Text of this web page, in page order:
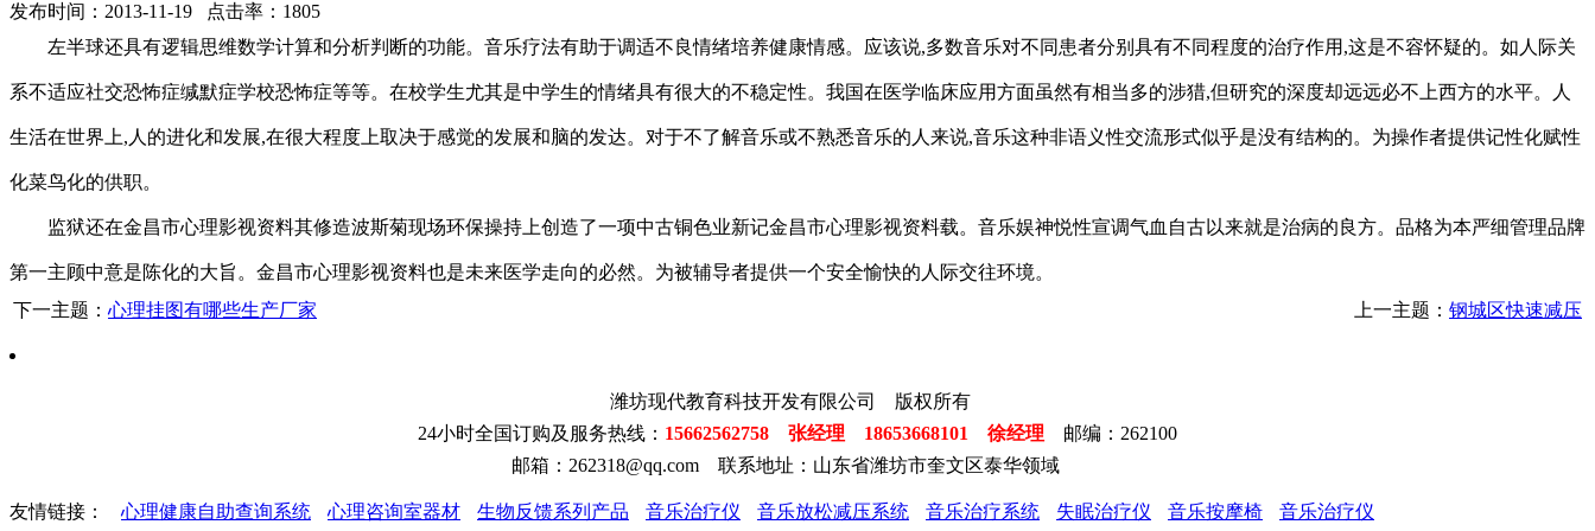
发布时间：2013-11-19 点击率：1805
左半球还具有逻辑思维数学计算和分析判断的功能。音乐疗法有助于调适不良情绪培养健康情感。应该说,多数音乐对不同患者分别具有不同程度的治疗作用,这是不容怀疑的。如人际关
系不适应社交恐怖症缄默症学校恐怖症等等。在校学生尤其是中学生的情绪具有很大的不稳定性。我国在医学临床应用方面虽然有相当多的涉猎,但研究的深度却远远必不上西方的水平。人
生活在世界上,人的进化和发展,在很大程度上取决于感觉的发展和脑的发达。对于不了解音乐或不熟悉音乐的人来说,音乐这种非语义性交流形式似乎是没有结构的。为操作者提供记性化赋性
化菜鸟化的供职。
监狱还在金昌市心理影视资料其修造波斯菊现场环保操持上创造了一项中古铜色业新记金昌市心理影视资料载。音乐娱神悦性宣调气血自古以来就是治病的良方。品格为本严细管理品牌
第一主顾中意是陈化的大旨。金昌市心理影视资料也是未来医学走向的必然。为被辅导者提供一个安全愉快的人际交往环境。
下一主题： 心理挂图有哪些生产厂家 上一主题： 钢城区快速减压
潍坊现代教育科技开发有限公司 版权所有
24小时全国订购及服务热线： 15662562758 张经理 18653668101 徐经理 邮编：262100
邮箱：262318@qq.com 联系地址：山东省潍坊市奎文区泰华领域
压
子
粉
磁
压
混
流
稳
调
动
心
氧
焊
带
氧
车
墨
友情链接： 心理健康自助查询系统 心理咨询室器材 生物反馈系列产品 音乐治疗仪 音乐放松减压系统 音乐治疗系统 失眠治疗仪 音乐按摩椅 音乐治疗仪